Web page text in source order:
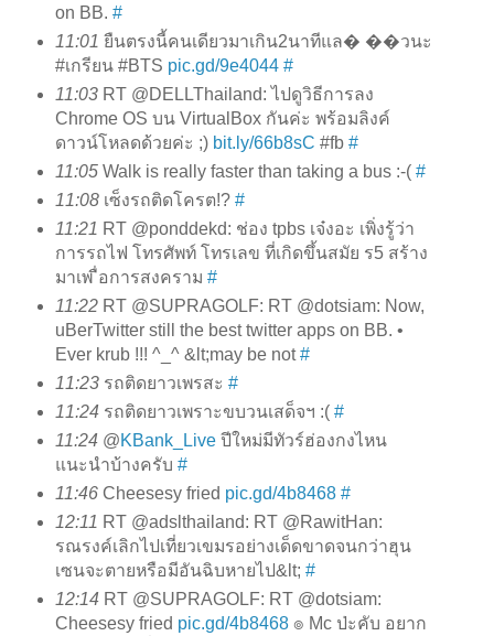
on BB. #
11:01 ยืนตรงนี้คนเดียวมาเกิน2นาทีแล� ��วนะ
#เกรียน #BTS pic.gd/9e4044 #
11:03RT @DELLThailand: ไปดูวิธีการลง
Chrome OS บน VirtualBox กันค่ะ พร้อมลิงค์
ดาวน์โหลดด้วยค่ะ ;) bit.ly/66b8sC #fb #
11:05Walk is really faster than taking a bus :-( #
11:08เซ็งรถติดโครต!? #
11:21 RT @ponddekd: ช่อง tpbs เจ๋งอะ เพิ่งรู้ว่า
การรถไฟ โทรศัพท์ โทรเลข ที่เกิดขึ้นสมัย ร5 สร้าง
มาเพ ื่อการสงคราม #
11:22RT @SUPRAGOLF: RT @dotsiam: Now,
uBerTwitter still the best twitter apps on BB. •
Ever krub !!! ^_^ &lt;may be not#
11:23รถติดยาวเพรสะ #
11:24รถติดยาวเพราะขบวนเสด็จฯ :( #
11:24@KBank_Liveปีใหม่มีทัวร์ฮ่องกงไหน
แนะนำบ้างครับ #
11:46Cheesesy fried pic.gd/4b8468 #
12:11 RT @adslthailand: RT @RawitHan:
รณรงค์เลิกไปเที่ยวเขมรอย่างเด็ดขาดจนกว่าฮุน
เซนจะตายหรือมีอันฉิบหายไป&lt; #
12:14RT @SUPRAGOLF: RT @dotsiam:
Cheesesy fried pic.gd/4b8468๏ Mc ป่ะคับ อยาก